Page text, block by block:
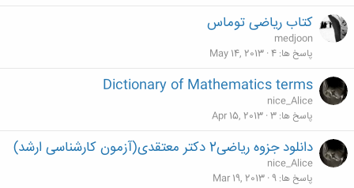
کتاب ریاضی توماس
medjoon
پاسخ ها 4
May 14, 2013
Dictionary of Mathematics terms
nice_Alice
پاسخ ها 3
Apr 15, 2013
دانلود جزوه ریاضی2 دکتر معتقدی(آزمون کارشناسی ارشد)
nice_Alice
پاسخ ها 9
Mar 19, 2013